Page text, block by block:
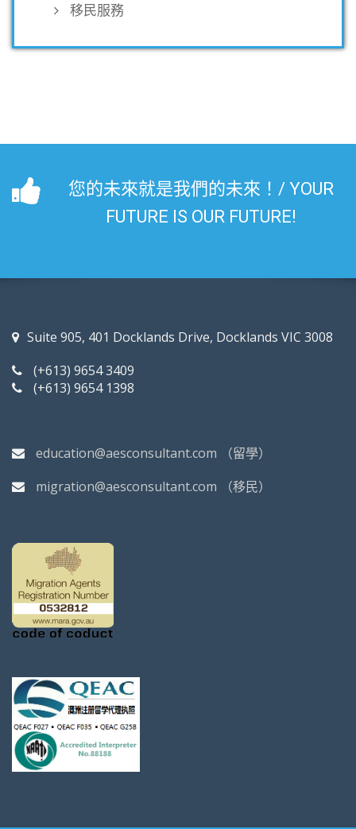
移民服務
您的未來就是我們的未來！/ YOUR
FUTURE IS OUR FUTURE!
Suite 905, 401 Docklands Drive, Docklands VIC 3008
(+613) 9654 3409
(+613) 9654 1398
education@aesconsultant.com （留學）
migration@aesconsultant.com （移民）